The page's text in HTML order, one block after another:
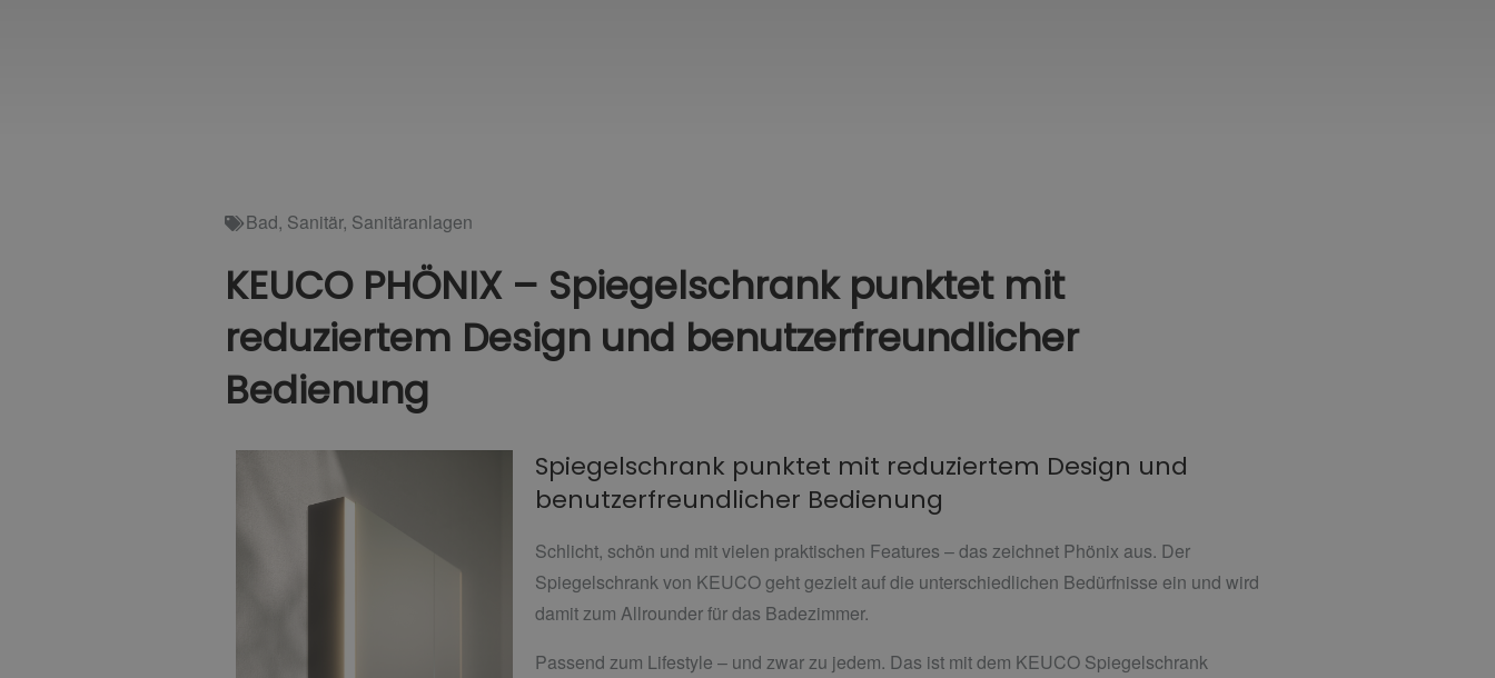
Bad, Sanitär, Sanitäranlagen
KEUCO PHÖNIX – Spiegelschrank punktet mit
reduziertem Design und benutzerfreundlicher
Bedienung
Spiegelschrank punktet mit reduziertem Design und
benutzerfreundlicher Bedienung
Schlicht, schön und mit vielen praktischen Features – das zeichnet Phönix aus. Der
Spiegelschrank von KEUCO geht gezielt auf die unterschiedlichen Bedürfnisse ein und wird
damit zum Allrounder für das Badezimmer.
Passend zum Lifestyle – und zwar zu jedem. Das ist mit dem KEUCO Spiegelschrank